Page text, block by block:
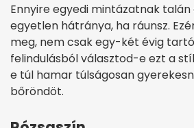
Ennyire egyedi mintázatnak talán
egyetlen hátránya, ha ráunsz.
meg, nem csak egy-két évig
felindulásból választod-e ezt a
e túl hamar túlságosan
bőröndöt.